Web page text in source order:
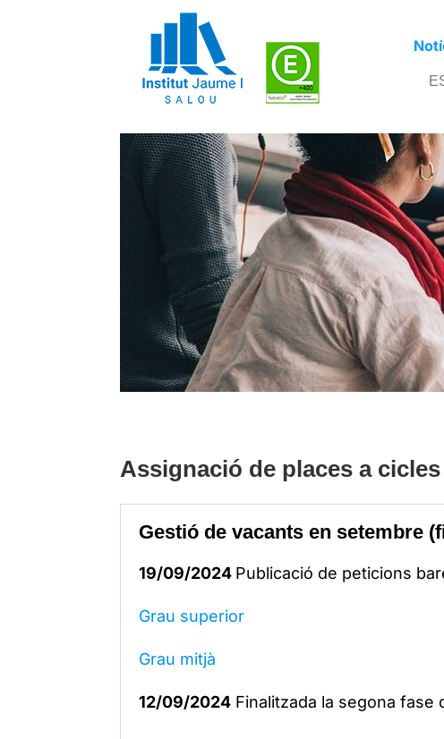
Gestió de vacants de
Cap d'estudis 30jul., 2024|Genèrica
Assignació de places a
Gestió de vacants en setembre
19/09/2024 Publicació de peticions
Grau superior
Grau mitjà
12/09/2024 Finalitzada la segona